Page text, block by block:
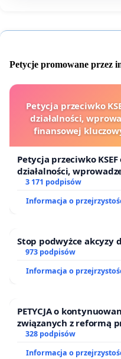
Petycje promowane przez
Petycja przeciwko
działalności,
finansowej
Petycja przeciwko
działalności,
finansowej kluczowych
3 171 podpisów
Informacja o
Stop podwyżce akcyzy
973 podpisów
Informacja o
PETYCJA o
związanych z reformą
328 podpisów
Informacja o